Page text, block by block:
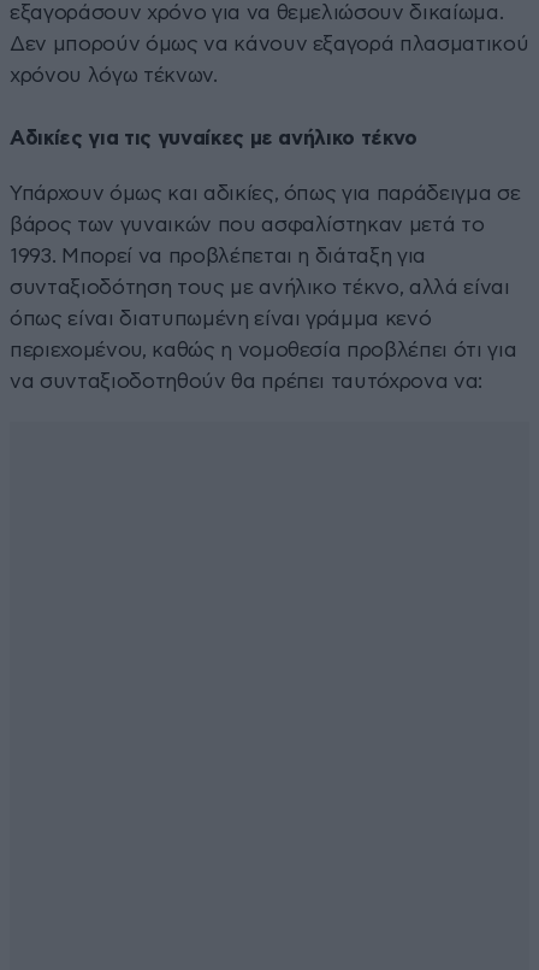
εξαγοράσουν χρόνο για να θεμελιώσουν δικαίωμα.
Δεν μπορούν όμως να κάνουν εξαγορά πλασματικού
χρόνου λόγω τέκνων.
Αδικίες για τις γυναίκες με ανήλικο τέκνο
Υπάρχουν όμως και αδικίες, όπως για παράδειγμα σε
βάρος των γυναικών που ασφαλίστηκαν μετά το
1993. Μπορεί να προβλέπεται η διάταξη για
συνταξιοδότηση τους με ανήλικο τέκνο, αλλά είναι
όπως είναι διατυπωμένη είναι γράμμα κενό
περιεχομένου, καθώς η νομοθεσία προβλέπει ότι για
να συνταξιοδοτηθούν θα πρέπει ταυτόχρονα να: